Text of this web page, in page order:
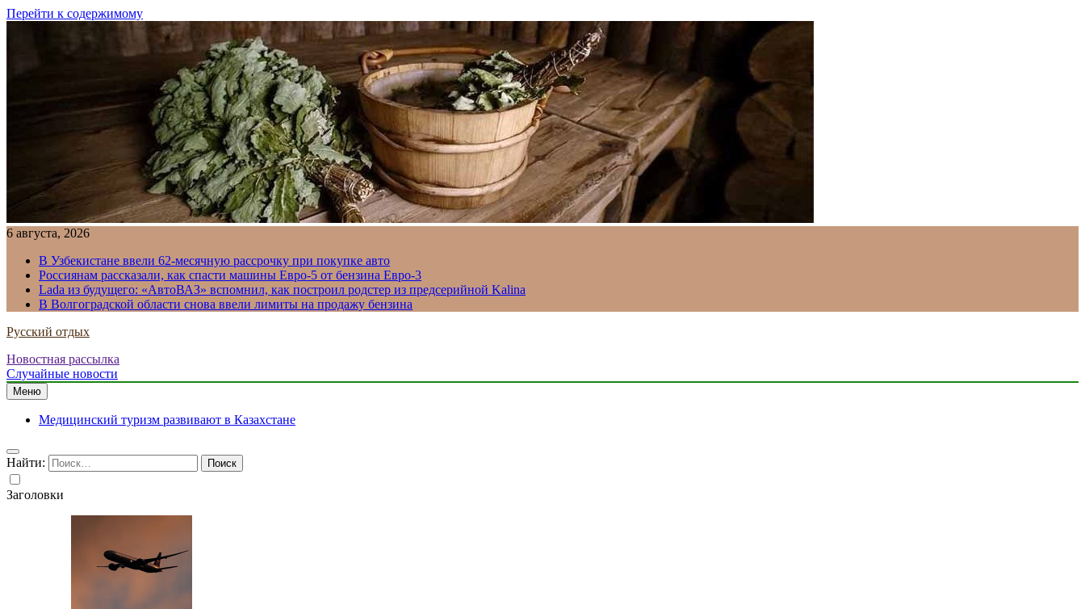
Перейти к содержимому
6 августа, 2026
В Узбекистане ввели 62-месячную рассрочку при покупке авто
Россиянам рассказали, как спасти машины Евро-5 от бензина Евро-3
Lada из будущего: «АвтоВАЗ» вспомнил, как построил родстер из предсерийной Kalina
В Волгоградской области снова ввели лимиты на продажу бензина
Русский отдых
Новостная рассылка
Случайные новости
Меню
Медицинский туризм развивают в Казахстане
Найти:
Заголовки